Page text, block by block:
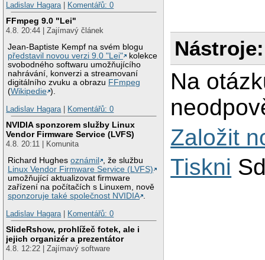
Ladislav Hagara| Komentářů: 0
FFmpeg 9.0 "Lei"
4.8. 20:44 | Zajímavý článek
Jean-Baptiste Kempf na svém blogu
představil novou verzi 9.0 "Lei"
kolekce
svobodného softwaru umožňujícího
nahrávání, konverzi a streamovaní
digitálního zvuku a obrazu FFmpeg
(Wikipedie ).
Ladislav Hagara| Komentářů: 0
NVIDIA sponzorem služby Linux
Vendor Firmware Service (LVFS)
4.8. 20:11 | Komunita
Richard Hughesoznámil
, že službu
Linux Vendor Firmware Service (LVFS)
umožňující aktualizovat firmware
zařízení na počítačích s Linuxem, nově
sponzoruje také společnost NVIDIA .
Ladislav Hagara| Komentářů: 0
SlideRshow, prohlížeč fotek, ale i
jejich organizér a prezentátor
4.8. 12:22 | Zajímavý software
Nástroje:
Na
Založit
Tiskni